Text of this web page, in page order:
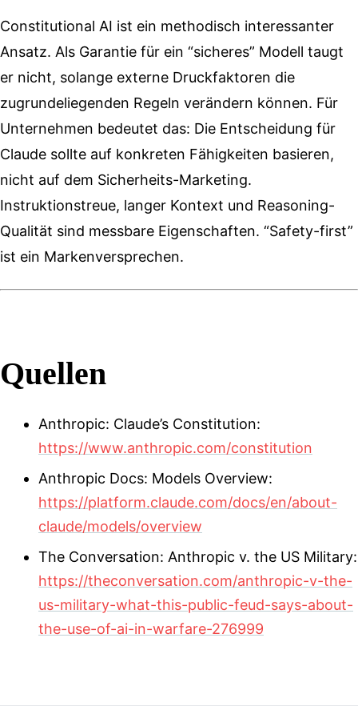
Constitutional AI ist ein methodisch interessanter
Ansatz. Als Garantie für ein “sicheres” Modell taugt
er nicht, solange externe Druckfaktoren die
zugrundeliegenden Regeln verändern können. Für
Unternehmen bedeutet das: Die Entscheidung für
Claude sollte auf konkreten Fähigkeiten basieren,
nicht auf dem Sicherheits-Marketing.
Instruktionstreue, langer Kontext und Reasoning-
Qualität sind messbare Eigenschaften. “Safety-first”
ist ein Markenversprechen.
Quellen
Anthropic: Claude’s Constitution:
https://www.anthropic.com/constitution
Anthropic Docs: Models Overview:
https://platform.claude.com/docs/en/about-
claude/models/overview
The Conversation: Anthropic v. the US Military:
https://theconversation.com/anthropic-v-the-
us-military-what-this-public-feud-says-about-
the-use-of-ai-in-warfare-276999